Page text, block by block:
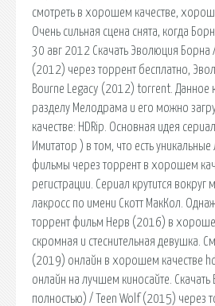
смотреть в хорошем качестве,
Очень сильная сцена снята, когда
30 авг 2012 Скачать Эволюция Борна
(2012) через торрент бесплатно,
Bourne Legacy (2012) torrent. Данное
разделу Мелодрама и его можно
качестве: HDRip. Основная идея
Имитатор ) в том, что есть
фильмы через торрент в хорошем
регистрации. Сериал крутится вокруг
лакросс по имени Скотт МакКол.
торрент фильм Нерв (2016) в
скромная и стеснительная девушка.
(2019) онлайн в хорошем качестве
онлайн на лучшем киносайте.
полностью) / Teen Wolf (2015) через